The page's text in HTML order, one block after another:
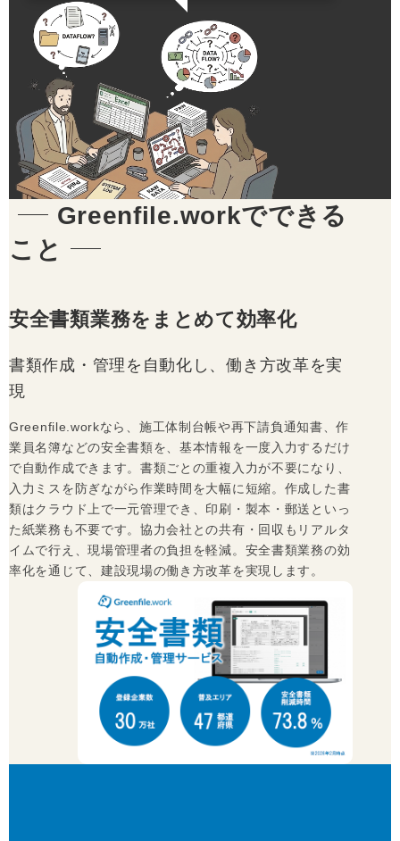
Greenfile.workでできる
こと
安全書類業務をまとめて効率化
書類作成・管理を自動化し、働き方改革を実
現
Greenfile.workなら、施工体制台帳や再下請負通知書、作
業員名簿などの安全書類を、基本情報を一度入力するだけ
で自動作成できます。書類ごとの重複入力が不要になり、
入力ミスを防ぎながら作業時間を大幅に短縮。作成した書
類はクラウド上で一元管理でき、印刷・製本・郵送といっ
た紙業務も不要です。協力会社との共有・回収もリアルタ
イムで行え、現場管理者の負担を軽減。安全書類業務の効
率化を通じて、建設現場の働き方改革を実現します。